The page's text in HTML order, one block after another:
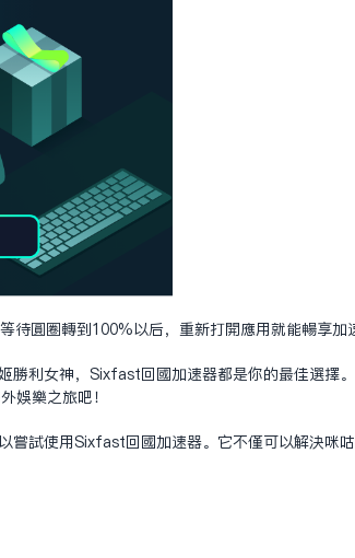
圆圈转到100%以后，重新打开应用就能畅享加
胜利女神，Sixfast回国加速器都是你的最佳选择
娱乐之旅吧！
尝试使用Sixfast回国加速器。它不仅可以解决咪